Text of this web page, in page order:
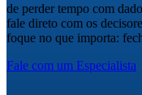
de perder tempo com
fale direto com os
foque no que importa:
Fale com um Especialista